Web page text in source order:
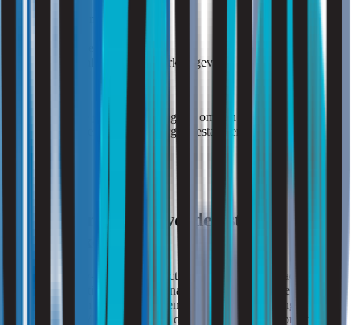
en de kwaliteit van de werkomgeving.
Binnen gezonde gebouwen vraagt dit om een evenwichtige
afstemming tussen comfort, energieprestatie en gebruik.
Praktijkprestaties worden steeds
belangrijker
Binnen de bouw- en vastgoedsector verschuift de aandacht steeds
meer van theoretische prestaties naar het daadwerkelijke
functioneren van gebouwen tijdens gebruik. Certificeringen zoals
BREEAM en WELL versterken deze ontwikkeling doordat zij